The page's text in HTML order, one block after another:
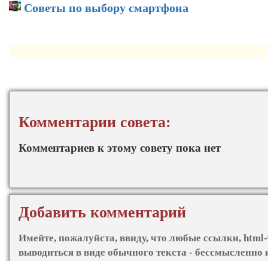
Советы по выбору смартфона
Комментарии совета:
Комментариев к этому совету пока нет
Добавить комментарий
Имейте, пожалуйста, ввиду, что любые ссылки,
выводиться в виде обычного текста - бессмысленно